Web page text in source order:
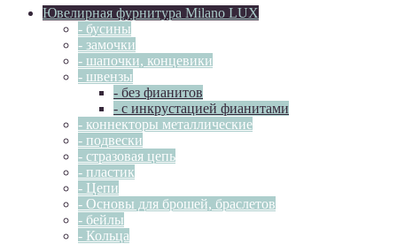
Ювелирная фурнитура Milano LUX
- бусины
- замочки
- шапочки, концевики
- швензы
- без фианитов
- с инкрустацией фианитами
- коннекторы металлические
- подвески
- стразовая цепь
- пластик
- Цепи
- Основы для брошей, браслетов
- бейлы
- Кольца